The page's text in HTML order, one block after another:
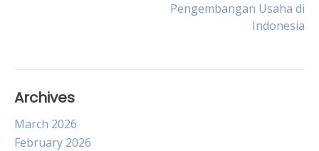
Pengembangan Usaha di
Indonesia
Archives
March 2026
February 2026